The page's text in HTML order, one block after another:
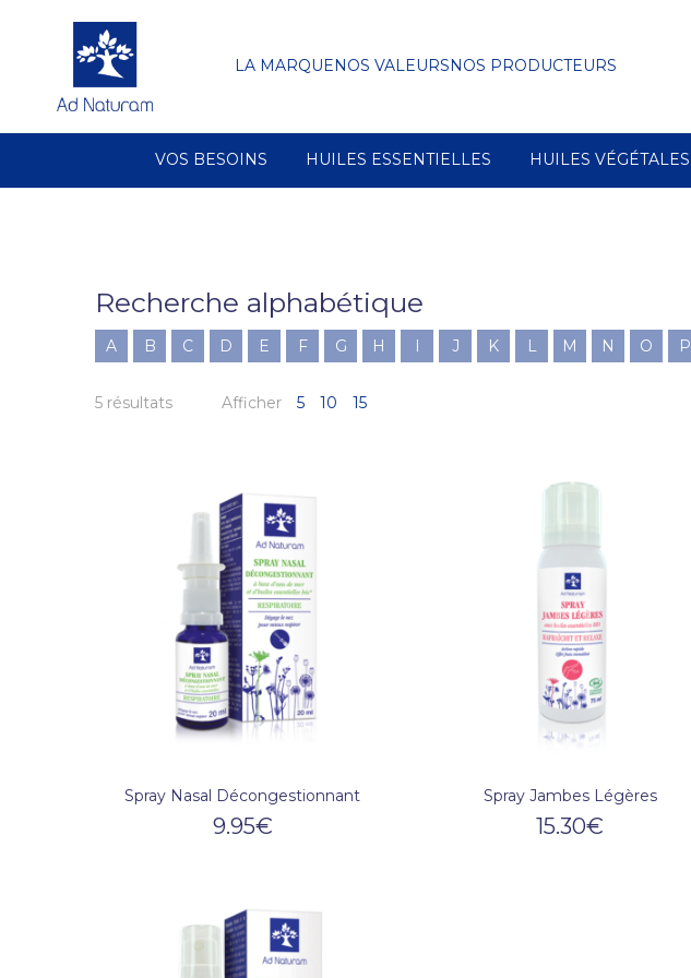
LA MARQUENOS VALEURSNOS PRODUCTEURS
VOS BESOINS HUILES ESSENTIELLES HUILES VÉGÉTALES
Recherche alphabétique
A B C D E F G H I J K L M N O P
5 résultats Afficher 5 10 15
Spray Nasal Décongestionnant
9.95€
Spray Jambes Légères
15.30€